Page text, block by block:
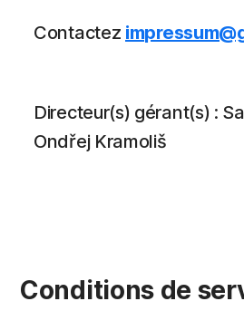
Contactez
Directeur(s) gérant(s) :
Ondřej Kramoliš
Conditions de